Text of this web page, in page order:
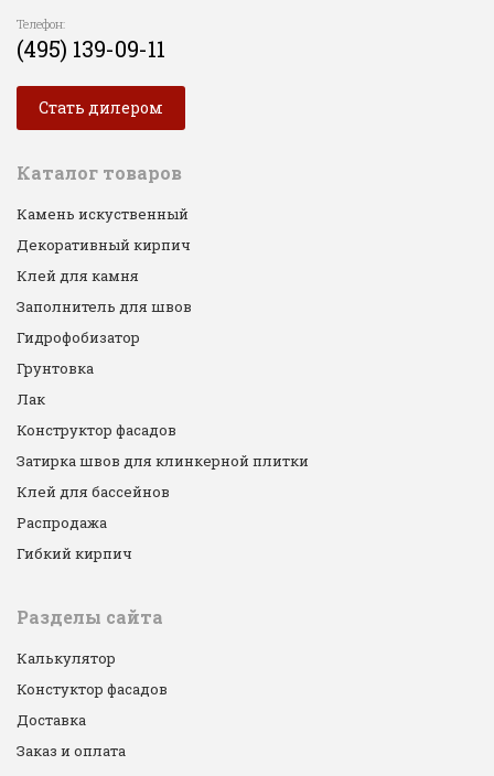
Телефон:
(495) 139-09-11
Стать дилером
Каталог товаров
Камень искуственный
Декоративный кирпич
Клей для камня
Заполнитель для швов
Гидрофобизатор
Грунтовка
Лак
Конструктор фасадов
Затирка швов для клинкерной плитки
Клей для бассейнов
Распродажа
Гибкий кирпич
Разделы сайта
Калькулятор
Констуктор фасадов
Доставка
Заказ и оплата